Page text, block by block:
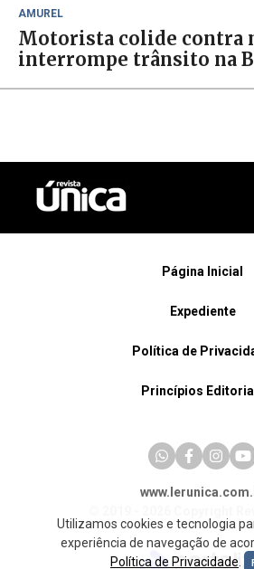
AMUREL
Motorista colide contra
interrompe trânsito na
Página Inicial
Expediente
Política de
Princípios
Utilizamos cookies e tecnologia
experiência de navegação de
Política de Privacidade